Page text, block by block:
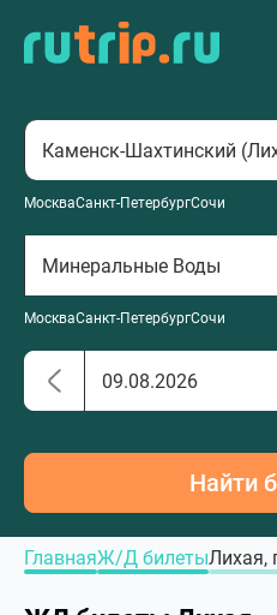
МоскваСанкт-ПетербургСочи
МоскваСанкт-ПетербургСочи
Найти
ГлавнаяЖ/Д билетыЛихая,